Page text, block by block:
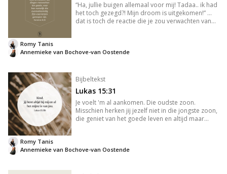
“Ha, jullie buigen allemaal voor mij! Tadaa.. ik had
het toch gezegd?! Mijn droom is uitgekomen!” …
dat is toch de reactie die je zou verwachten van
Annemieke van Bochove-van Oostende
Romy Tanis
Bijbeltekst
Lukas 15:31
Je voelt 'm al aankomen. Die oudste zoon.
Misschien herken jij jezelf niet in die jongste zoon,
die geniet van het goede leven en altijd maar
Annemieke van Bochove-van Oostende
Romy Tanis